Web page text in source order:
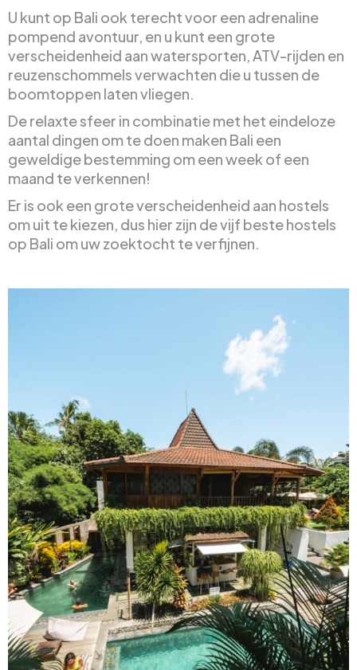
U kunt op Bali ook terecht voor een adrenaline
pompend avontuur, en u kunt een grote
verscheidenheid aan watersporten, ATV-rijden en
reuzenschommels verwachten die u tussen de
boomtoppen laten vliegen.
De relaxte sfeer in combinatie met het eindeloze
aantal dingen om te doen maken Bali een
geweldige bestemming om een week of een
maand te verkennen!
Er is ook een grote verscheidenheid aan hostels
om uit te kiezen, dus hier zijn de vijf beste hostels
op Bali om uw zoektocht te verfijnen.